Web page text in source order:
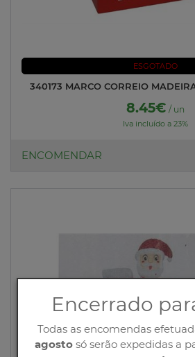
ESGOTADO
340173 MARCO CORREIO
8.45€ / un
Iva incluído a 23%
ENCOMENDAR
Encerrado
Todas as encomendas
agostosó serão expedidas a